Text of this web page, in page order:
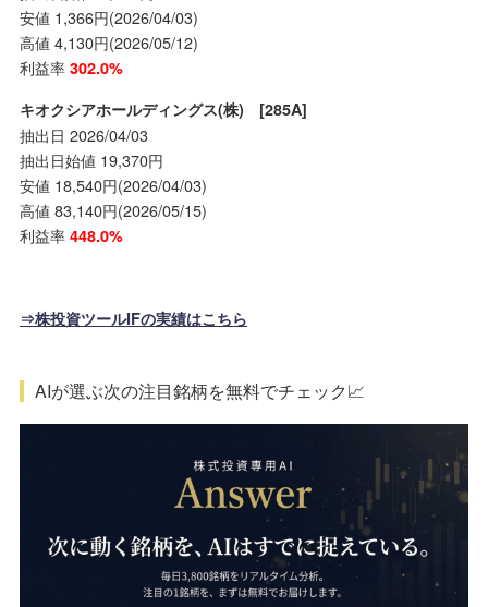
安値 1,366円(2026/04/03)
高値 4,130円(2026/05/12)
利益率 302.0%
キオクシアホールディングス(株) [285A]
抽出日 2026/04/03
抽出日始値 19,370円
安値 18,540円(2026/04/03)
高値 83,140円(2026/05/15)
利益率 448.0%
⇒株投資ツールIFの実績はこちら
AIが選ぶ次の注目銘柄を無料でチェック📈